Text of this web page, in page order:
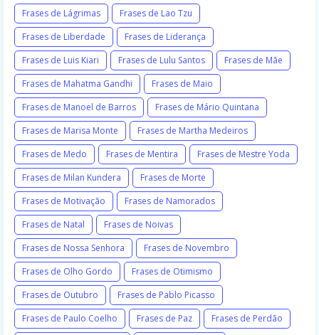
Frases de Lágrimas
Frases de Lao Tzu
Frases de Liberdade
Frases de Liderança
Frases de Luis Kiari
Frases de Lulu Santos
Frases de Mãe
Frases de Mahatma Gandhi
Frases de Maio
Frases de Manoel de Barros
Frases de Mário Quintana
Frases de Marisa Monte
Frases de Martha Medeiros
Frases de Medo
Frases de Mentira
Frases de Mestre Yoda
Frases de Milan Kundera
Frases de Morte
Frases de Motivação
Frases de Namorados
Frases de Natal
Frases de Noivas
Frases de Nossa Senhora
Frases de Novembro
Frases de Olho Gordo
Frases de Otimismo
Frases de Outubro
Frases de Pablo Picasso
Frases de Paulo Coelho
Frases de Paz
Frases de Perdão